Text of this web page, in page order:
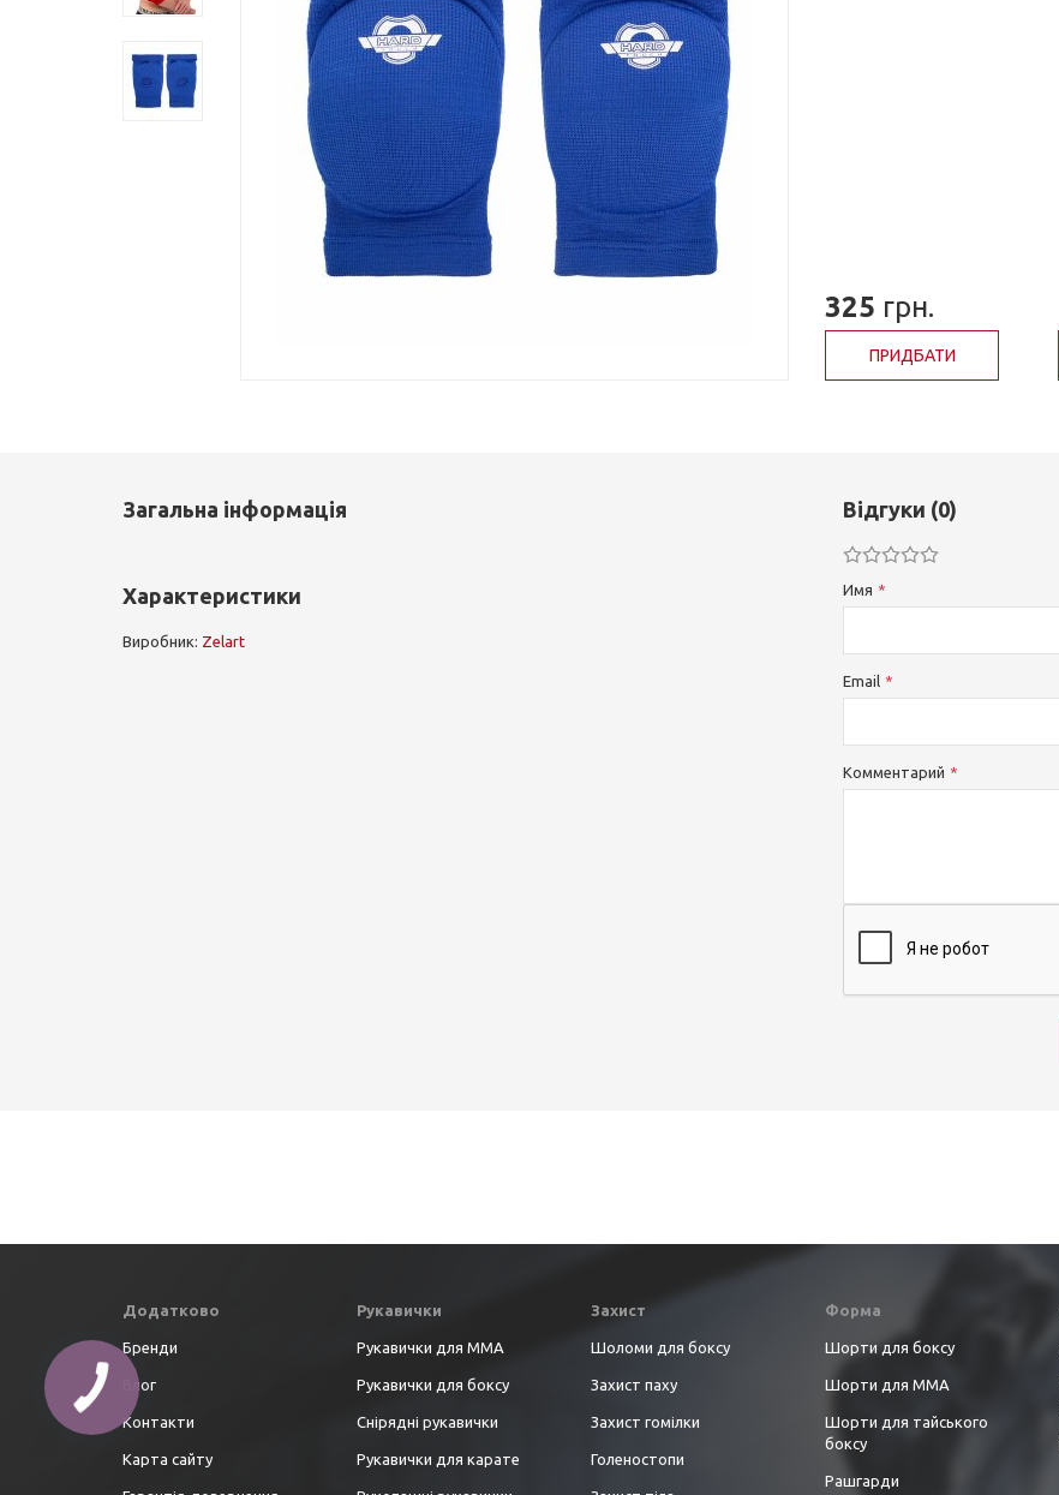
325 грн.
ПРИДБАТИ
Загальна інформація
Характеристики
Виробник: Zelart
Відгуки (0)
Имя
Email
Комментарий
Додатково
Бренди
Блог
Контакти
Карта сайту
Рукавички
Рукавички для ММА
Рукавички для боксу
Снірядні рукавички
Рукавички для карате
Захист
Шоломи для боксу
Захист паху
Захист гомілки
Голеностопи
Форма
Шорти для боксу
Шорти для ММА
Шорти для тайського
боксу
Рашгарди